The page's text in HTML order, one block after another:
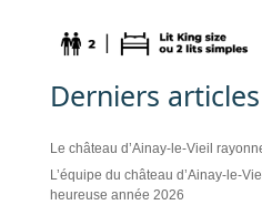
Derniers articles
Le château d’Ainay-le-Vieil
L’équipe du château d’Ainay-le-
heureuse année 2026